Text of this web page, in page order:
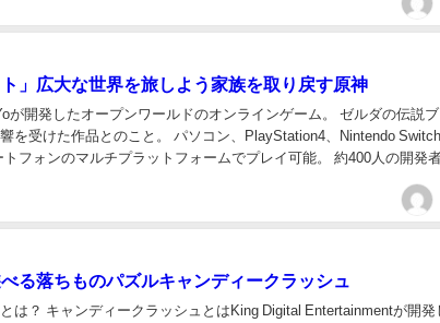
。 他のレースゲームは早くて...
」広大な世界を旅しよう家族を取り戻す原神
が開発したオープンワールドのオンラインゲーム。 ゼルダの伝説
を受けた作品とのこと。 パソコン、PlayStation4、Nintendo
フォンのマルチプラットフォームでプレイ可能。 約400人の開発者
る落ちものパズルキャンディークラッシュ
は？ キャンディークラッシュとはKing Digital Entertainmentが開発